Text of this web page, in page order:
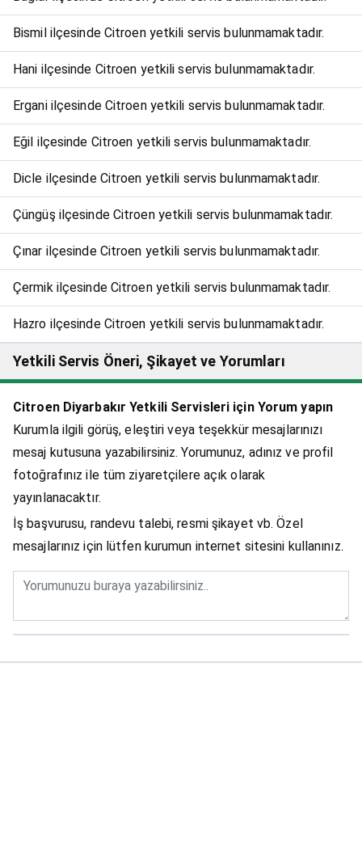
Bismil ilçesinde Citroen yetkili servis bulunmamaktadır.
Hani ilçesinde Citroen yetkili servis bulunmamaktadır.
Ergani ilçesinde Citroen yetkili servis bulunmamaktadır.
Eğil ilçesinde Citroen yetkili servis bulunmamaktadır.
Dicle ilçesinde Citroen yetkili servis bulunmamaktadır.
Çüngüş ilçesinde Citroen yetkili servis bulunmamaktadır.
Çınar ilçesinde Citroen yetkili servis bulunmamaktadır.
Çermik ilçesinde Citroen yetkili servis bulunmamaktadır.
Hazro ilçesinde Citroen yetkili servis bulunmamaktadır.
Yetkili Servis Öneri, Şikayet ve Yorumları
Citroen Diyarbakır Yetkili Servisleri için Yorum yapın
Kurumla ilgili görüş, eleştiri veya teşekkür mesajlarınızı
mesaj kutusuna yazabilirsiniz. Yorumunuz, adınız ve profil
fotoğrafınız ile tüm ziyaretçilere açık olarak
yayınlanacaktır.
İş başvurusu, randevu talebi, resmi şikayet vb. Özel
mesajlarınız için lütfen kurumun internet sitesini kullanınız.